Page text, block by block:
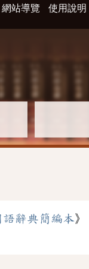
網站導覽 使用說明
語辭典簡編本